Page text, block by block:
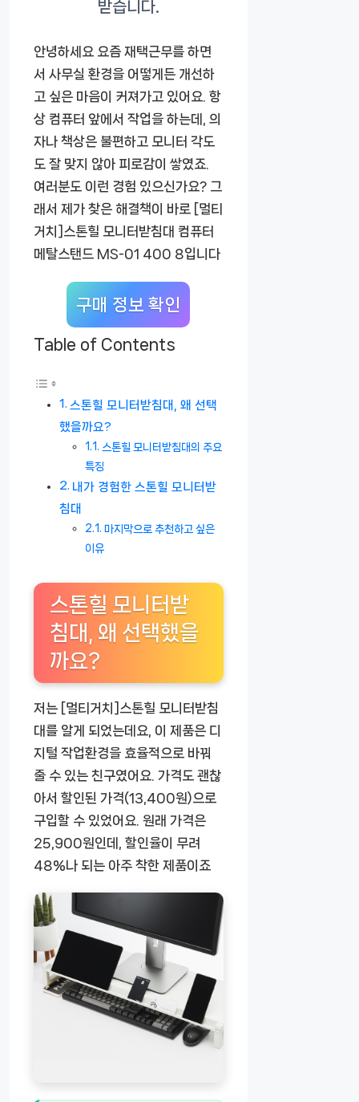
안녕하세요 요즘 재택근무를 하면
서 사무실 환경을 어떻게든 개선하
고 싶은 마음이 커져가고 있어요. 항
상 컴퓨터 앞에서 작업을 하는데, 의
자나 책상은 불편하고 모니터 각도
도 잘 맞지 않아 피로감이 쌓였죠.
여러분도 이런 경험 있으신가요? 그
래서 제가 찾은 해결책이 바로 [멀티
거치]스톤힐 모니터받침대 컴퓨터
메탈스탠드 MS-01 400 8입니다
구매 정보 확인
Table of Contents
스톤힐 모니터받침대, 왜 선택
했을까요?
스톤힐 모니터받침대의 주요
특징
내가 경험한 스톤힐 모니터받
침대
마지막으로 추천하고 싶은
이유
스톤힐 모니터받
침대, 왜 선택했을
까요?
저는
[멀티거치]스톤힐 모니터받침
대 를 알게 되었는데요, 이 제품은 디
지털 작업환경을 효율적으로 바꿔
줄 수 있는 친구였어요. 가격도 괜찮
아서 할인된 가격(13,400원)으로
구입할 수 있었어요. 원래 가격은
25,900원인데, 할인율이 무려
48%나 되는 아주 착한 제품이죠